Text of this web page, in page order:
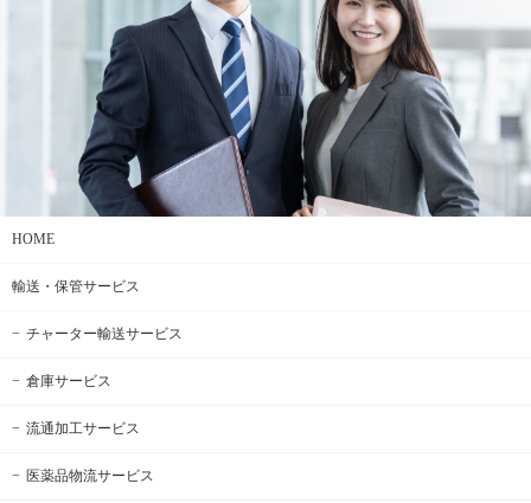
HOME
輸送・保管サービス
チャーター輸送サービス
倉庫サービス
流通加工サービス
医薬品物流サービス